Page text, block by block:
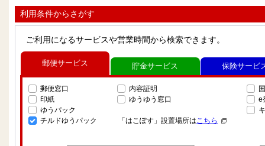
利用条件からさがす
ご利用になるサービスや営業時間から検索できます。
郵便サービス
郵便窓口
印紙
ゆうパック
チルドゆうパック
内容証明
ゆうゆう窓口
「はこぽす」設置場所はこちら
e
貯金サービス 保険サービ